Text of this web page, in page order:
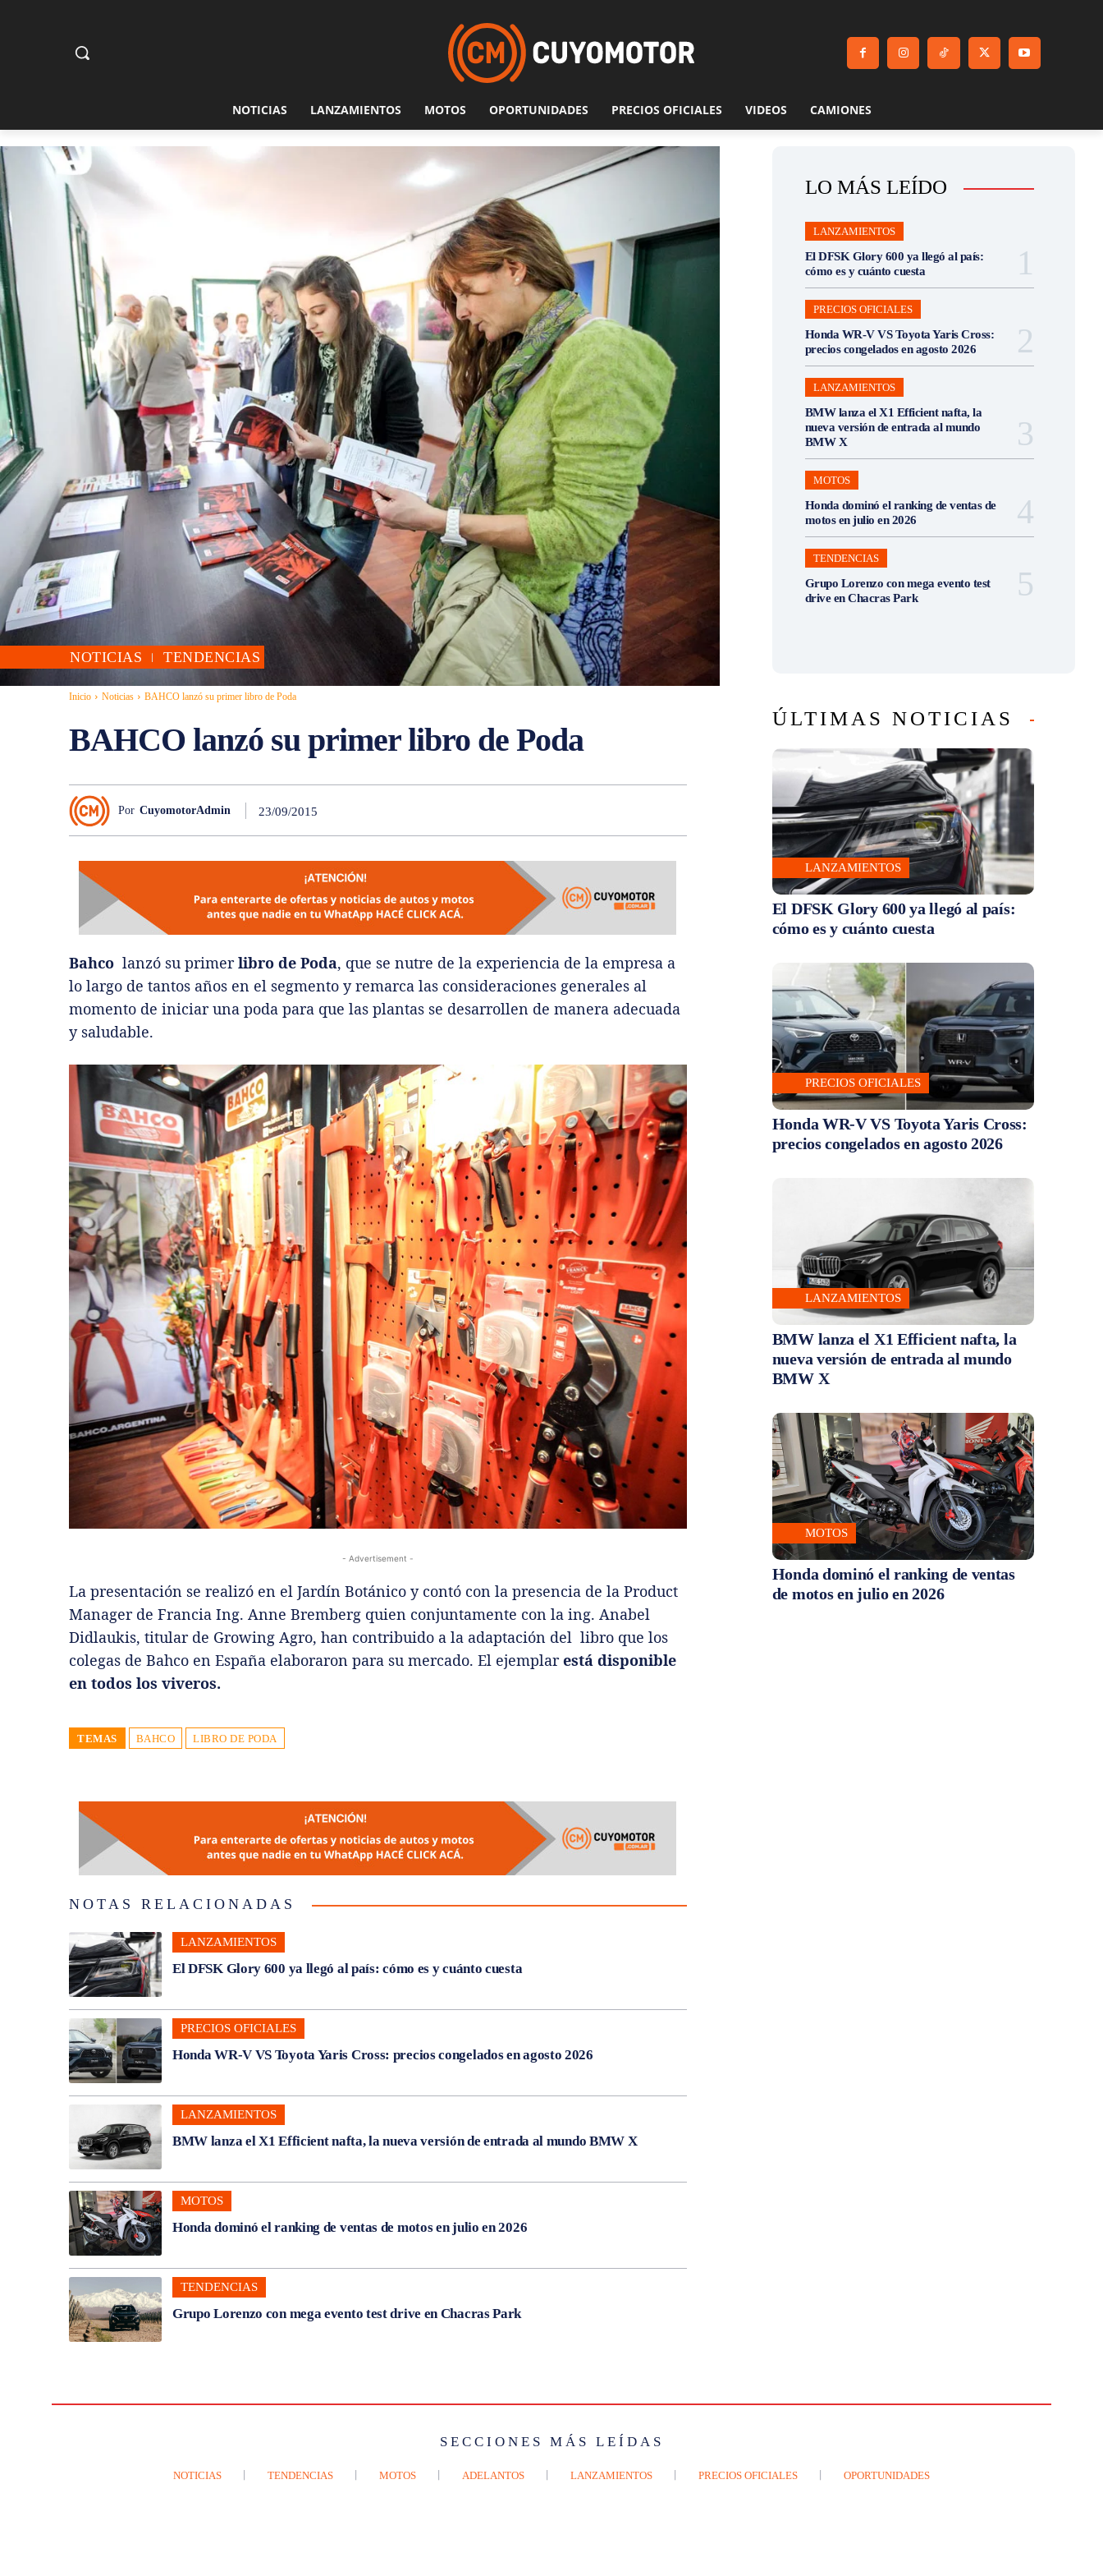
NOTICIAS LANZAMIENTOS MOTOS OPORTUNIDADES PRECIOS OFICIALES VIDEOS CAMIONES
NOTICIAS TENDENCIAS
Inicio Noticias BAHCO lanzó su primer libro de Poda
BAHCO lanzó su primer libro de Poda
Por CuyomotorAdmin 23/09/2015
Bahco lanzó su primerlibro de Poda, que se nutre de la experiencia de la empresa a
lo largo de tantos años en el segmento y remarca las consideraciones generales al
momento de iniciar una poda para que las plantas se desarrollen de manera adecuada
y saludable.
- Advertisement -
La presentación se realizó en el Jardín Botánico y contó con la presencia de la Product
Manager de Francia Ing. Anne Bremberg quien conjuntamente con la ing. Anabel
Didlaukis, titular de Growing Agro, han contribuido a la adaptación del libro que los
colegas de Bahco en España elaboraron para su mercado. El ejemplarestá disponible
en todos los viveros.
TEMAS BAHCO LIBRO DE PODA
NOTAS RELACIONADAS
LANZAMIENTOS
El DFSK Glory 600 ya llegó al país: cómo es y cuánto cuesta
PRECIOS OFICIALES
Honda WR-V VS Toyota Yaris Cross: precios congelados en agosto 2026
LANZAMIENTOS
BMW lanza el X1 Efficient nafta, la nueva versión de entrada al mundo BMW X
MOTOS
Honda dominó el ranking de ventas de motos en julio en 2026
TENDENCIAS
Grupo Lorenzo con mega evento test drive en Chacras Park
LO MÁS LEÍDO
LANZAMIENTOS
El DFSK Glory 600 ya llegó al país:
cómo es y cuánto cuesta
PRECIOS OFICIALES
Honda WR-V VS Toyota Yaris Cross:
precios congelados en agosto 2026
LANZAMIENTOS
BMW lanza el X1 Efficient nafta, la
nueva versión de entrada al mundo
BMW X
MOTOS
Honda dominó el ranking de ventas de
motos en julio en 2026
TENDENCIAS
Grupo Lorenzo con mega evento test
drive en Chacras Park
ÚLTIMAS NOTICIAS
LANZAMIENTOS
El DFSK Glory 600 ya llegó al país:
cómo es y cuánto cuesta
PRECIOS OFICIALES
Honda WR-V VS Toyota Yaris Cross:
precios congelados en agosto 2026
LANZAMIENTOS
BMW lanza el X1 Efficient nafta, la
nueva versión de entrada al mundo
BMW X
MOTOS
Honda dominó el ranking de ventas
de motos en julio en 2026
SECCIONES MÁS LEÍDAS
NOTICIAS TENDENCIAS MOTOS ADELANTOS LANZAMIENTOS PRECIOS OFICIALES OPORTUNIDADES